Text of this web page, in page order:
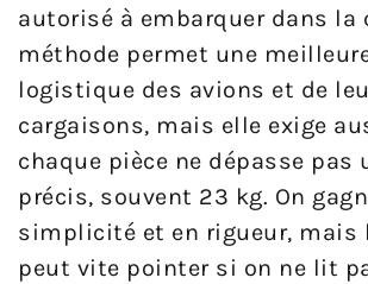
autorisé à embarquer dans la
méthode permet une
logistique des avions et de
cargaisons, mais elle exige
chaque pièce ne dépasse pas
précis, souvent 23 kg. On
simplicité et en rigueur, mais
peut vite pointer si on ne lit